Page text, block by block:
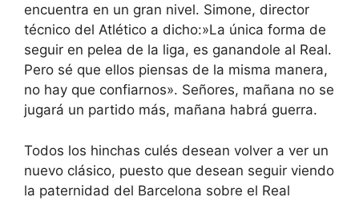
encuentra en un gran nivel. Simone, director
técnico del Atlético a dicho:»La única forma de
seguir en pelea de la liga, es ganandole al Real.
Pero sé que ellos piensas de la misma manera,
no hay que confiarnos». Señores, mañana no se
jugará un partido más, mañana habrá guerra.
Todos los hinchas culés desean volver a ver un
nuevo clásico, puesto que desean seguir viendo
la paternidad del Barcelona sobre el Real